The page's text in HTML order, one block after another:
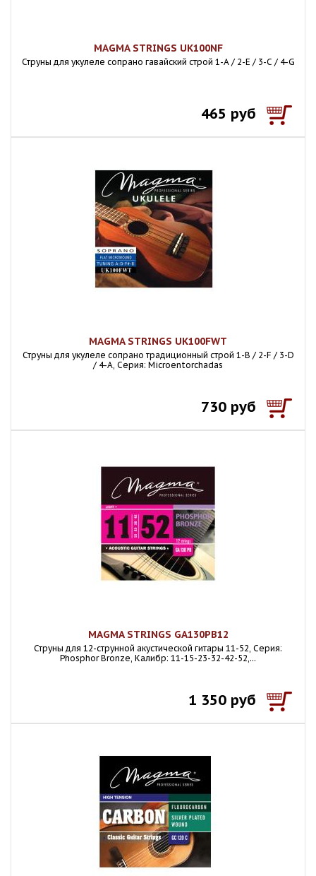
MAGMA STRINGS UK100NF
Струны для укулеле сопрано гавайский строй 1-A / 2-E / 3-C / 4-G
465 руб
MAGMA STRINGS UK100FWT
Струны для укулеле сопрано традиционный строй 1-B / 2-F / 3-D
/ 4-A, Серия: Microentorchadas
730 руб
MAGMA STRINGS GA130PB12
Струны для 12-струнной акустической гитары 11-52, Серия:
Phosphor Bronze, Калибр: 11-15-23-32-42-52,...
1 350 руб